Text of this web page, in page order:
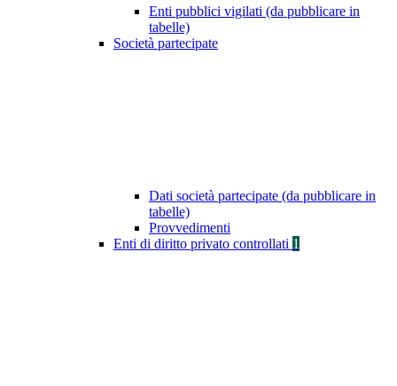
Enti pubblici vigilati (da pubblicare in
tabelle)
Società partecipate
Dati società partecipate (da pubblicare in
tabelle)
Provvedimenti
Enti di diritto privato controllati 1